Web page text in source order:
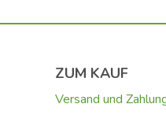
ZUM KAUF
Versand und